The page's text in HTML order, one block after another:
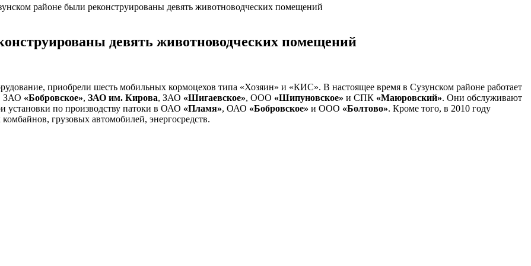
районе были реконструированы девять животноводческих помещений
девять животноводческих помещений
приобрели шесть мобильных кормоцехов типа «Хозяин» и «КИС». В настоящее время в Сузунском районе работает
ЗАО «Бобровское», ЗАО им. Кирова, ЗАО «Шигаевское», ООО «Шипуновское» и СПК «Маюровский». Они обслуживают
установки по производству патоки в ОАО «Пламя», ОАО «Бобровское» и ООО «Болтово». Кроме того, в 2010 году
грузовых автомобилей, энергосредств.